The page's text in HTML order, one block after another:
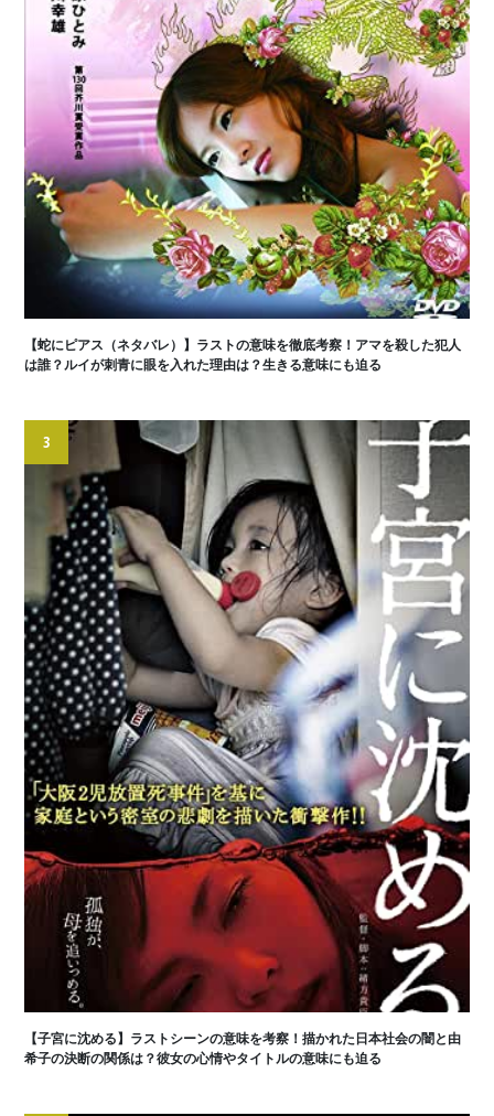
【蛇にピアス（ネタバレ）】ラストの意味を徹底考察！アマを殺した犯人
は誰？ルイが刺青に眼を入れた理由は？生きる意味にも迫る
3
【子宮に沈める】ラストシーンの意味を考察！描かれた日本社会の闇と由
希子の決断の関係は？彼女の心情やタイトルの意味にも迫る